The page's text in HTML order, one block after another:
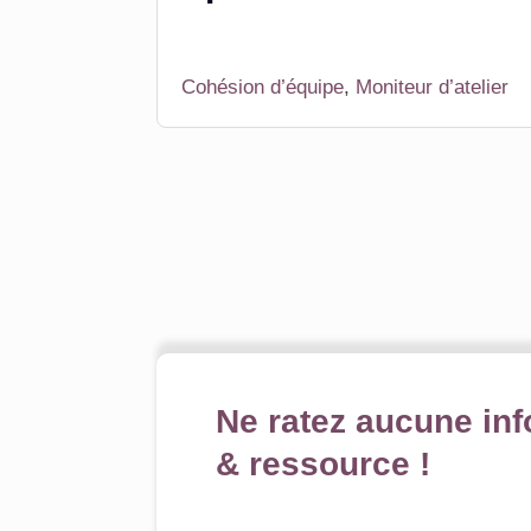
Cohésion d’équipe, Moniteur d’atelier
Ne ratez aucune
& ressource !